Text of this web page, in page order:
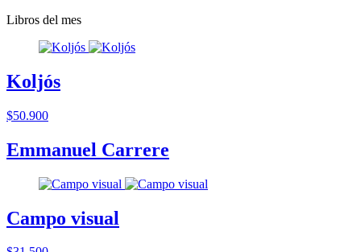
Libros del mes
Koljós
$50.900
Emmanuel Carrere
Campo visual